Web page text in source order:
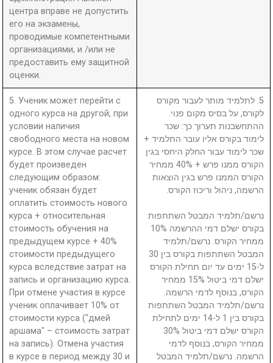
центра вправе не допустить
его на экзамены,
проводимые компетентными
организациями, и /или не
предоставить ему защитной
оценки.
5. Ученик может перейти с
одного курса на другой, при
условии наличия
свободного места на новом
курсе. В этом случае расчет
будет произведен
следующим образом:
ученик обязан будет
оплатить стоимость нового
курса + относительная
стоимость обучения на
предыдущем курсе + 40%
стоимости предыдущего
курса вследствие затрат на
запись и организацию курса.
При отмене участия в курсе
ученик оплачивает 10% от
стоимости курса ("дмей
аршама" – стоимость затрат
на запись). Отмена участия
в курсе в период между 30 и
5. לתלמיד מותר לעבור מקורס
לקורס, על בסיס מקום פנוי.
ההתחשבנות תערוך כך: שכר
לימוד בקורס אליו עובר התלמיד +
שכר לימוד עבור החלק היחסי בגין
הקורס ממנו פרש + 40% ממחיר
הקורס הממנו פרש בגין הוצאות
הרשמה, ניהול וריכוז הקורס.
נרשם/תלמיד המבטל השתתפות
בקורס ישלם דמי ההרשמה 10%
ממחיר הקורס. נרשם/תלמיד
המבטל השתתפות בקורס בין 30
ל-15 ימים עד יום תחילת הקורס
ישלם דמי ביטול 15% ממחיר
הקורס, בנוסף לדמי הרשמה.
נרשם/תלמיד המבטל השתתפות
בקורס בין 1 ל-14 ימים לתחילת
הקורס ישלם דמי ביטול 30%
ממחיר הקורס, בנוסף לדמי
הרשמה. נרשם/תלמיד המבטל